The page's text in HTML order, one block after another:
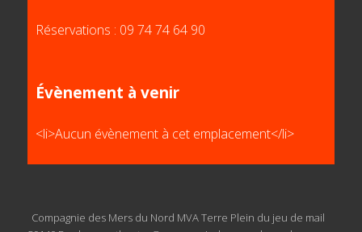
Réservations : 09 74 74 64 90
Évènement à venir
<li>Aucun évènement à cet emplacement</li>
Compagnie des Mers du Nord MVA Terre Plein du jeu de mail